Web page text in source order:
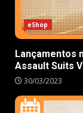
eShop
Lançamentos
Assault Suits
30/03/2023